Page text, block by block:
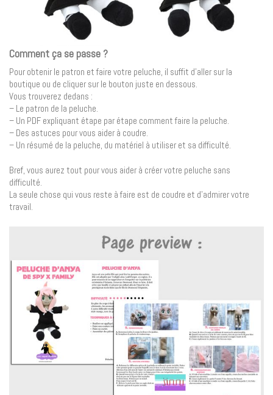
Comment ça se passe ?
Pour obtenir le patron et faire votre peluche, il suffit d’aller sur la
boutique ou de cliquer sur le bouton juste en dessous.
Vous trouverez dedans :
– Le patron de la peluche.
– Un PDF expliquant étape par étape comment faire la peluche.
– Des astuces pour vous aider à coudre.
– Un résumé de la peluche, du matériel à utiliser et sa difficulté.
Bref, vous aurez tout pour vous aider à créer votre peluche sans
difficulté.
La seule chose qui vous reste à faire est de coudre et d’admirer votre
travail.